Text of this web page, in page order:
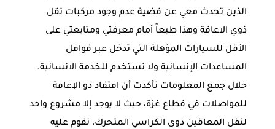
الذين تحدث معي عن قضية عدم وجود مركبات تقل
ذوي الاعاقة وهذا طبعاً أمام معرفتي ومتابعتي على
الأقل للسيارات المؤهلة التي تدخل عبر قوافل
المساعدات الإنسانية ولا تستخدم للخدمة الانسانية.
خلال جمع المعلومات تأكدت أن افتقاد ذو الإعاقة
للمواصلات في قطاع غزة، حيث لا يوجد إلا مشروع واحد
لنقل المعاقين ذوى الكراسي المتحرك، تقوم عليه